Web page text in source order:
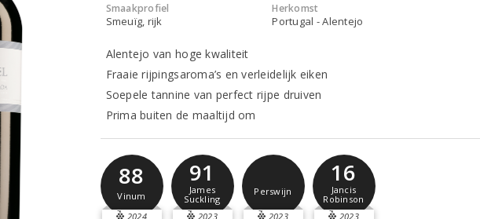
Smaakprofiel
Smeuïg, rijk
Herkomst
Portugal - Alentejo
Alentejo van hoge kwaliteit
Fraaie rijpingsaroma’s en verleidelijk eiken
Soepele tannine van perfect rijpe druiven
Prima buiten de maaltijd om
88
Vinum
2024
91
James
Suckling
2023
Perswijn
2023
16
Jancis
Robinson
2023